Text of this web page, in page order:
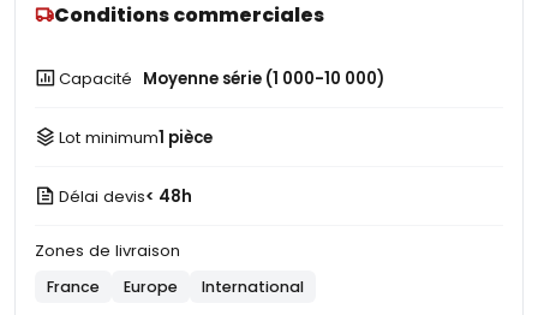
Conditions commerciales
Capacité Moyenne série (1 000-10 000)
Lot minimum1 pièce
Délai devis< 48h
Zones de livraison
France Europe International